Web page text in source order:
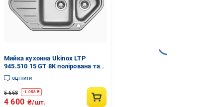
Мийка кухонна Ukinox LTP
945.510 15 GT 8K полірована та
дошка кухонна обробна
оцінити
5 658 -1 058 ₴
4 600 ₴/шт.